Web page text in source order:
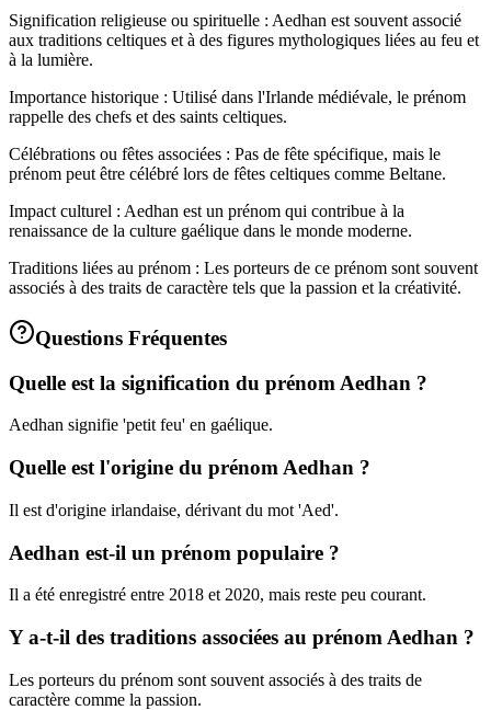
Signification religieuse ou spirituelle : Aedhan est souvent associé
aux traditions celtiques et à des figures mythologiques liées au feu et
à la lumière.
Importance historique : Utilisé dans l'Irlande médiévale, le prénom
rappelle des chefs et des saints celtiques.
Célébrations ou fêtes associées : Pas de fête spécifique, mais le
prénom peut être célébré lors de fêtes celtiques comme Beltane.
Impact culturel : Aedhan est un prénom qui contribue à la
renaissance de la culture gaélique dans le monde moderne.
Traditions liées au prénom : Les porteurs de ce prénom sont souvent
associés à des traits de caractère tels que la passion et la créativité.
Questions Fréquentes
Quelle est la signification du prénom Aedhan ?
Aedhan signifie 'petit feu' en gaélique.
Quelle est l'origine du prénom Aedhan ?
Il est d'origine irlandaise, dérivant du mot 'Aed'.
Aedhan est-il un prénom populaire ?
Il a été enregistré entre 2018 et 2020, mais reste peu courant.
Y a-t-il des traditions associées au prénom Aedhan ?
Les porteurs du prénom sont souvent associés à des traits de
caractère comme la passion.